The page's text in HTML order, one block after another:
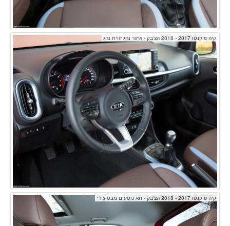
קיה פיקנטו 2017 - 2018 הצ'בק - איזור נהג זווית נהג
קיה פיקנטו 2017 - 2018 הצ'בק - תא נוסעים מבט צידי